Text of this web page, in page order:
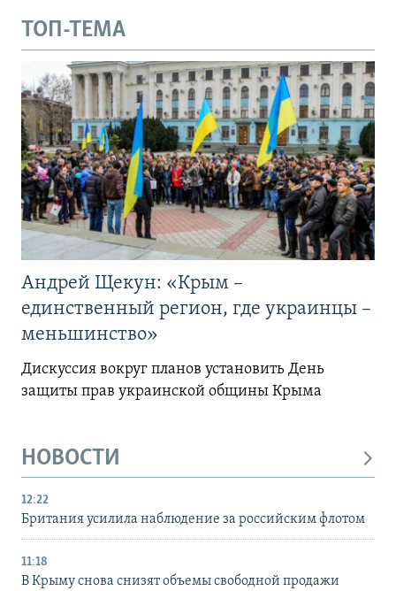
ТОП-ТЕМА
Андрей Щекун: «Крым –
единственный регион, где украинцы –
меньшинство»
Дискуссия вокруг планов установить День
защиты прав украинской общины Крыма
НОВОСТИ
12:22
Британия усилила наблюдение за российским флотом
11:18
В Крыму снова снизят объемы свободной продажи